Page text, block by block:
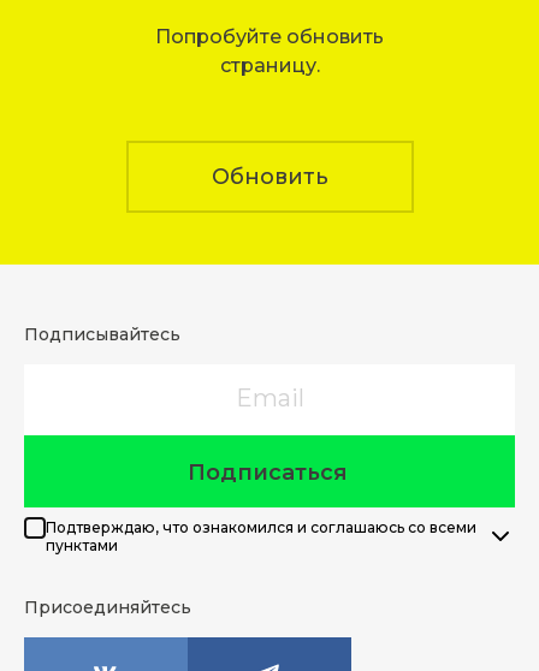
Попробуйте обновить
страницу.
Обновить
Подписывайтесь
Подписаться
Подтверждаю, что ознакомился и соглашаюсь со всеми
пунктами
Присоединяйтесь